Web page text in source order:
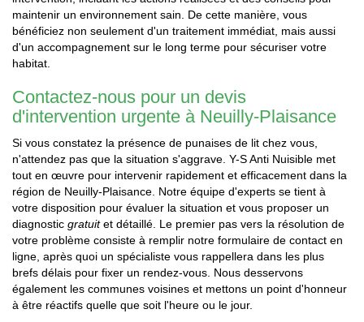
maintenir un environnement sain. De cette manière, vous
bénéficiez non seulement d'un traitement immédiat, mais aussi
d'un accompagnement sur le long terme pour sécuriser votre
habitat.
Contactez-nous pour un devis
d'intervention urgente à Neuilly-Plaisance
Si vous constatez la présence de punaises de lit chez vous,
n'attendez pas que la situation s'aggrave. Y-S Anti Nuisible met
tout en œuvre pour intervenir rapidement et efficacement dans la
région de Neuilly-Plaisance. Notre équipe d'experts se tient à
votre disposition pour évaluer la situation et vous proposer un
diagnostic gratuitet détaillé. Le premier pas vers la résolution de
votre problème consiste à remplir notre formulaire de contact en
ligne, après quoi un spécialiste vous rappellera dans les plus
brefs délais pour fixer un rendez-vous. Nous desservons
également les communes voisines et mettons un point d'honneur
à être réactifs quelle que soit l'heure ou le jour.